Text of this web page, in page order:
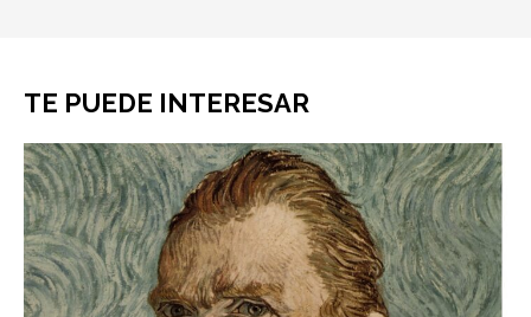
TE PUEDE INTERESAR